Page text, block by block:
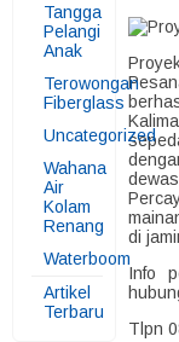
Tangga
Pelangi
Anak
Terowongan
Fiberglass
Uncategorized
Wahana
Air
Kolam
Renang
Waterboom
Artikel
Terbaru
di
Info
Tlpn